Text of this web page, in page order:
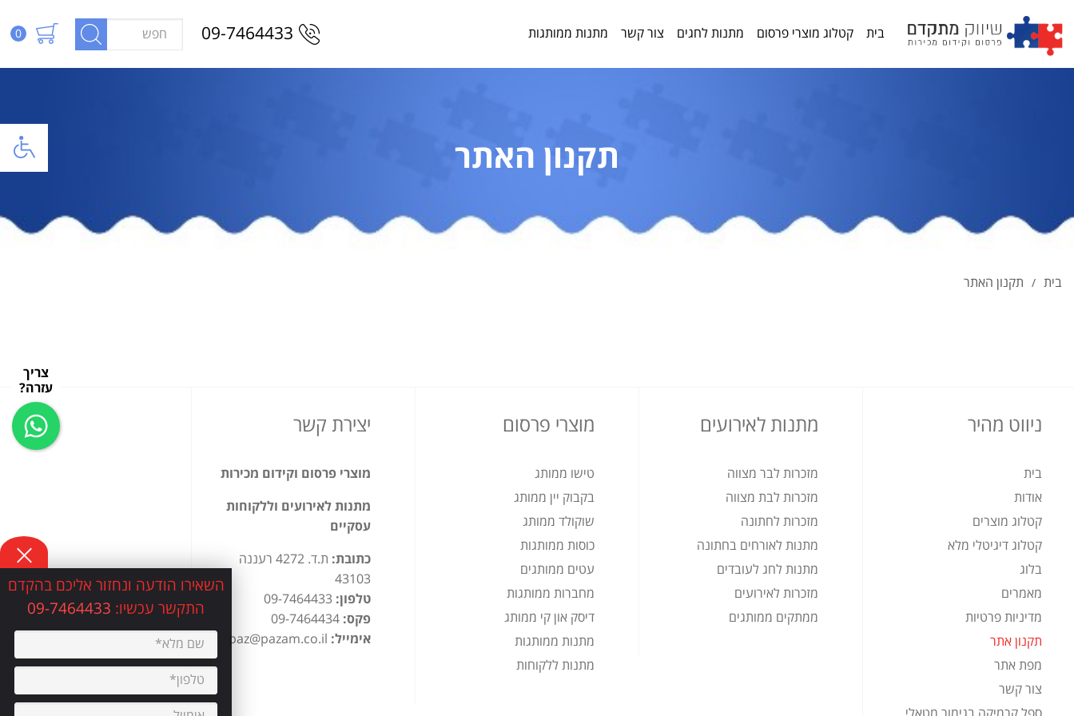
צריך
עזרה?
בית קטלוג מוצרי פרסום מתנות לחגים צור קשר מתנות ממותגות 0 09-7464433
השאירו הודעה ונחזור אליכם בהקדם
התקשר עכשיו:
תקנון האתר
בית / תקנון האתר
ניווט מהיר
בית
אודות
קטלוג מוצרים
קטלוג דיגיטלי מלא
בלוג
מאמרים
מדיניות פרטיות
תקנון אתר
מפת אתר
צור קשר
מתנות לאירועים
מזכרות לבר מצווה
מזכרות לבת מצווה
מזכרות לחתונה
מתנות לאורחים בחתונה
מתנות לחג לעובדים
מזכרות לאירועים
ממתקים ממותגים
מוצרי פרסום
טישו ממותג
בקבוק יין ממותג
שוקולד ממותג
כוסות ממותגות
עטים ממותגים
מחברות ממותגות
דיסק און קי ממותג
מתנות ממותגות
מתנות ללקוחות
יצירת קשר
מוצרי פרסום וקידום מכירות
מתנות לאירועים וללקוחות
עסקיים
כתובת:
ת.ד. 4272 רעננה
43103
טלפון: 09-7464433
פקס:
אימייל: